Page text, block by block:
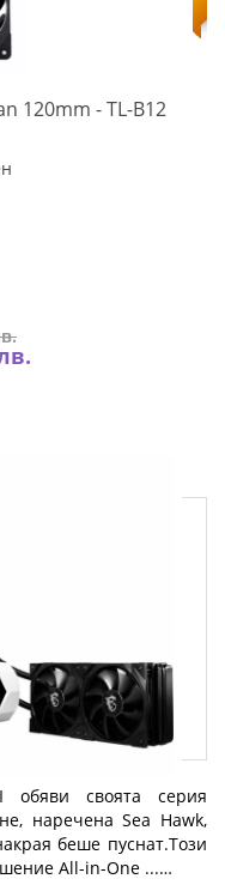
120mm - TL-B12TL-
на Fly.bg
Sea Hawk X
обяви своята серия
наречена Sea Hawk,
беше пуснат.Този
All-in-One ...…